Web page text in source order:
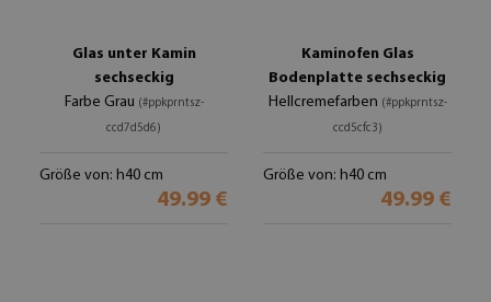
Glas unter Kamin
sechseckig
Farbe Grau (#ppkprntsz-
ccd7d5d6)
Größe von: h40 cm
49.99 €
Kaminofen Glas
Bodenplatte sechseckig
Hellcremefarben (#ppkprntsz-
ccd5cfc3)
Größe von: h40 cm
49.99 €